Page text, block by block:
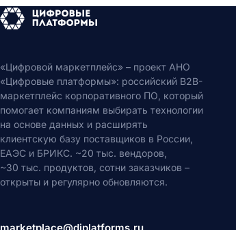
«Цифровой маркетплейс» – проект АНО
«Цифровые платформы»: российский B2B-
маркетплейс корпоративного ПО, который
помогает компаниям выбирать технологии
на основе данных и расширять
клиентскую базу поставщиков в России,
ЕАЭС и БРИКС. ~20 тыс. вендоров,
~30 тыс. продуктов, сотни заказчиков –
открыты и регулярно обновляются.